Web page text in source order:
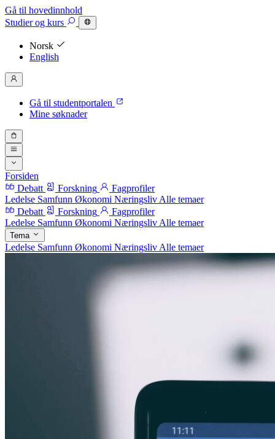
Gå til hovedinnhold
Studierog kurs
Norsk
English
Gå til studentportalen
Mine søknader
Forsiden
Debatt
Forskning
Fagprofiler
Ledelse Samfunn Økonomi Næringsliv Alle temaer
Debatt
Forskning
Fagprofiler
Ledelse Samfunn Økonomi Næringsliv Alle temaer
Tema
Ledelse Samfunn Økonomi Næringsliv Alle temaer